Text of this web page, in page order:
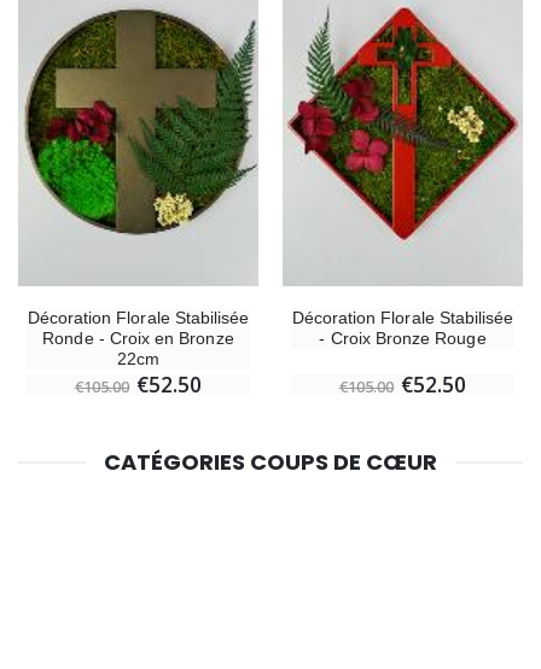
Décoration Florale Stabilisée
Ronde - Croix en Bronze
22cm
€105.00 €52.50
Décoration Florale Stabilisée
- Croix Bronze Rouge
€105.00 €52.50
CATÉGORIES COUPS DE CŒUR